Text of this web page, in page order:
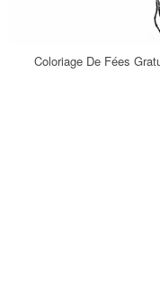
Coloriage De Fées